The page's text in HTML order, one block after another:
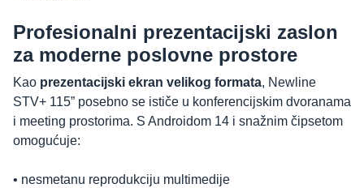
Profesionalni prezentacijski zaslon
za moderne poslovne prostore
Kao prezentacijski ekran velikog formata, Newline
STV+ 115” posebno se ističe u konferencijskim dvoranama
i meeting prostorima. S Androidom 14 i snažnim čipsetom
omogućuje:
• nesmetanu reprodukciju multimedije